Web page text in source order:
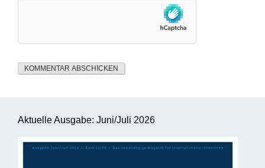
Aktuelle Ausgabe: Juni/Juli 2026